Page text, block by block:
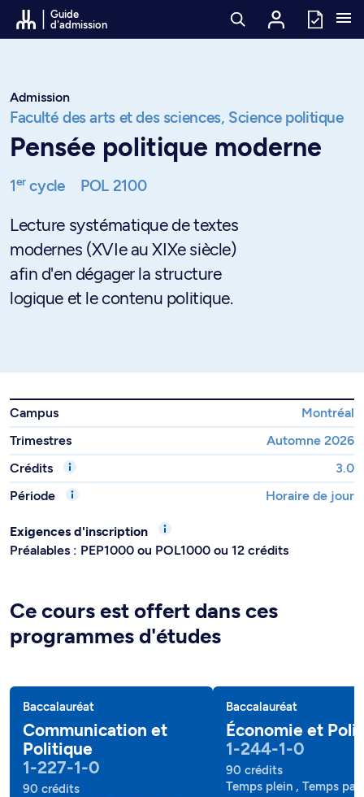
Passer au contenu
Guide
d'admission
Admission
Faculté des arts et des sciences, Science politique
Pensée politique moderne
1ercycle POL 2100
Lecture systématique de textes
modernes (XVIe au XIXe siècle)
afin d'en dégager la structure
logique et le contenu politique.
Campus
Montréal
Trimestres
Automne 2026
Crédits
3.0
Période
Horaire de jour
Exigences d'inscription
Préalables : PEP1000 ou POL1000 ou 12 crédits
Ce cours est offert dans ces
programmes d'études
Baccalauréat
Communication et
Politique
1-227-1-0
90 crédits
Baccalauréat
Économie et
1-244-1-0
90 crédits
Temps plein , Temps